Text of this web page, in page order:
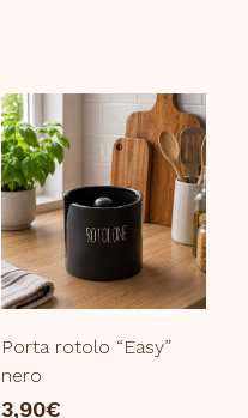
Porta rotolo “Easy”
nero
3,90€